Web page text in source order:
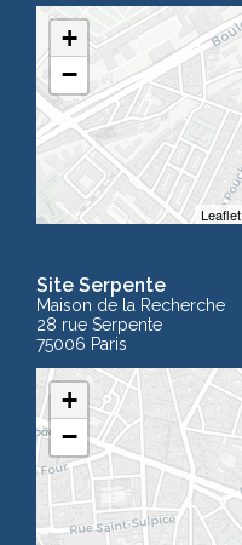
+
−
Leaflet
Site Serpente
Maison de la Recherche
28 rue Serpente
75006 Paris
+
−